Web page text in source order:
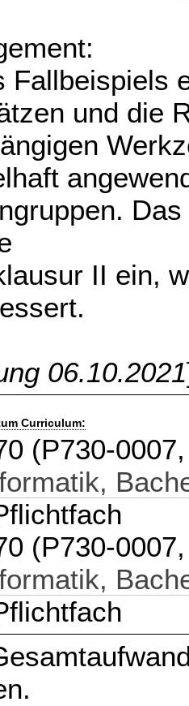
Fallbeispiels
und die
II ein,
06.10.2021
Curriculum:
(P730-
(P730-